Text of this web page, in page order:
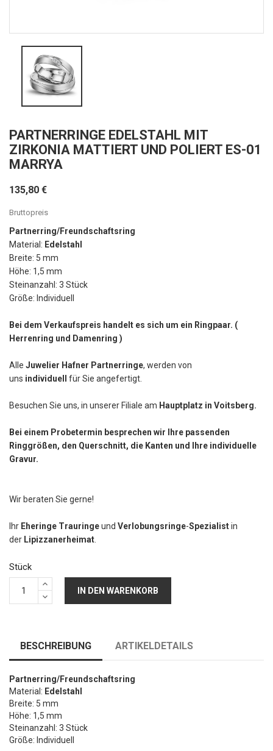
PARTNERRINGE EDELSTAHL MIT
ZIRKONIA MATTIERT UND POLIERT ES-01
MARRYA
135,80 €
Bruttopreis
Partnerring/Freundschaftsring
Material: Edelstahl
Breite: 5 mm
Höhe: 1,5 mm
Steinanzahl: 3 Stück
Größe: Individuell
Bei dem Verkaufspreis handelt es sich um ein Ringpaar. (
Herrenring und Damenring )
Alle Juwelier Hafner Partnerringe, werden von
uns individuell für Sie angefertigt.
Besuchen Sie uns, in unserer Filiale am Hauptplatz in Voitsberg.
Bei einem Probetermin besprechen wir Ihre passenden
Ringgrößen, den Querschnitt, die Kanten und Ihre individuelle
Gravur.
Wir beraten Sie gerne!
Ihr Eheringe Trauringeund Verlobungsringe-Spezialistin
der Lipizzanerheimat
Stück
IN DEN WARENKORB
BESCHREIBUNG ARTIKELDETAILS
Partnerring/Freundschaftsring
Material: Edelstahl
Breite: 5 mm
Höhe: 1,5 mm
Steinanzahl: 3 Stück
Größe: Individuell